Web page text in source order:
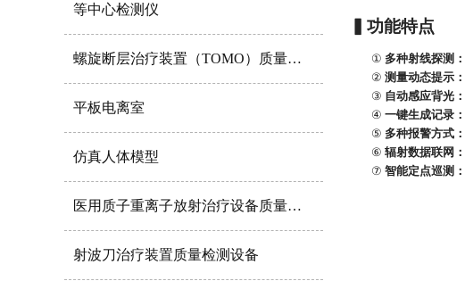
等中心检测仪
螺旋断层治疗装置（TOMO）质量控制检测设备
平板电离室
仿真人体模型
医用质子重离子放射治疗设备质量控制性能检测仪器
射波刀治疗装置质量检测设备
功能特点
① 多种射线探测：
② 测量动态提示：
③ 自动感应背光：
④ 一键生成记录：
⑤ 多种报警方式：
⑥ 辐射数据联网：
⑦ 智能定点巡测：